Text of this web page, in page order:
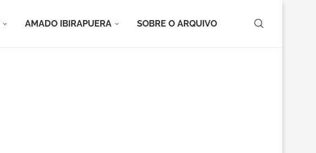
AMADO IBIRAPUERA SOBRE O ARQUIVO